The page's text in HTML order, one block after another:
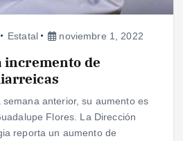
Estatal noviembre 1, 2022
incremento de
anterior, su aumento es
Flores. La Dirección
reporta un aumento de